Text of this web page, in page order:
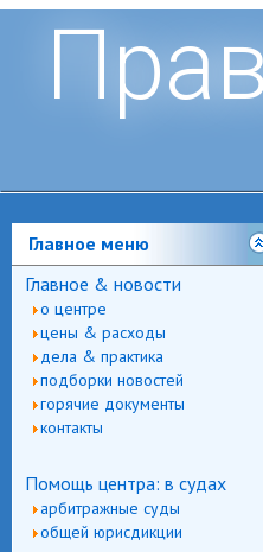
Главное меню
Главное & новости
о центре
цены & расходы
дела & практика
подборки новостей
горячие документы
контакты
Помощь центра: в судах
арбитражные суды
общей юрисдикции